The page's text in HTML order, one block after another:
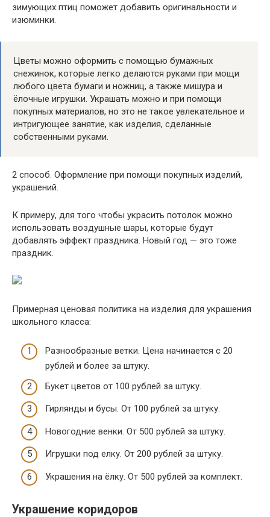
зимующих птиц поможет добавить оригинальности и
изюминки.
Цветы можно оформить с помощью бумажных
снежинок, которые легко делаются руками при мощи
любого цвета бумаги и ножниц, а также мишура и
ёлочные игрушки. Украшать можно и при помощи
покупных материалов, но это не такое увлекательное и
интригующее занятие, как изделия, сделанные
собственными руками.
2 способ. Оформление при помощи покупных изделий,
украшений.
К примеру, для того чтобы украсить потолок можно
использовать воздушные шары, которые будут
добавлять эффект праздника. Новый год — это тоже
праздник.
Примерная ценовая политика на изделия для украшения
школьного класса:
Разнообразные ветки. Цена начинается с 20
рублей и более за штуку.
Букет цветов от 100 рублей за штуку.
Гирлянды и бусы. От 100 рублей за штуку.
Новогодние венки. От 500 рублей за штуку.
Игрушки под елку. От 200 рублей за штуку.
Украшения на ёлку. От 500 рублей за комплект.
Украшение коридоров